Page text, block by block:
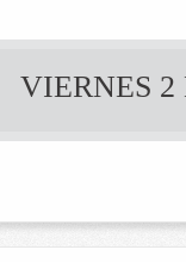
VIERNES 2